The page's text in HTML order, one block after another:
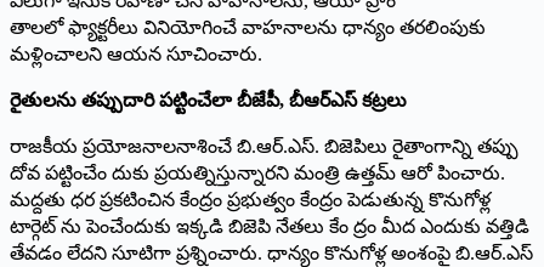
తాలలో ఫ్యాక్టరీలు వినియోగించే వాహనాలను ధాన్యం తరలింపుకు
మళ్లించాలని ఆయన సూచించారు.
రైతులను తప్పుదారి పట్టించేలా బీజేపీ, బీఆర్ఎస్ కట్రలు
రాజకీయ ప్రయోజనాలనాశించే బి.ఆర్.ఎస్. బిజెపిలు రైతాంగాన్ని తప్పు
దోవ పట్టించేం దుకు ప్రయత్నిస్తున్నారని మంత్రి ఉత్తమ్ ఆరో పించారు.
మద్దతు ధర ప్రకటించిన కేంద్రం ప్రభుత్వం కేంద్రం పెడుతున్న కొనుగోళ్ల
టార్గెట్ ను పెంచేందుకు ఇక్కడి బిజెపి నేతలు కేం ద్రం మీద ఎందుకు వత్తిడి
తేవడం లేదని సూటిగా ప్రశ్నించారు. ధాన్యం కొనుగోళ్ల అంశంపై బి.ఆర్.ఎస్